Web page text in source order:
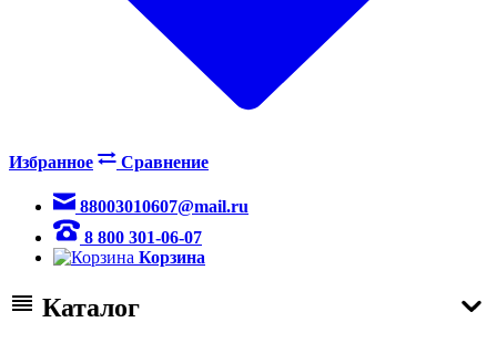
Избранное Сравнение
88003010607@mail.ru
8 800 301-06-07
Корзина
Каталог